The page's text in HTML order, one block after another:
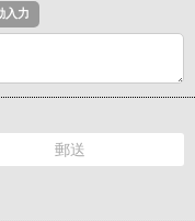
郵送